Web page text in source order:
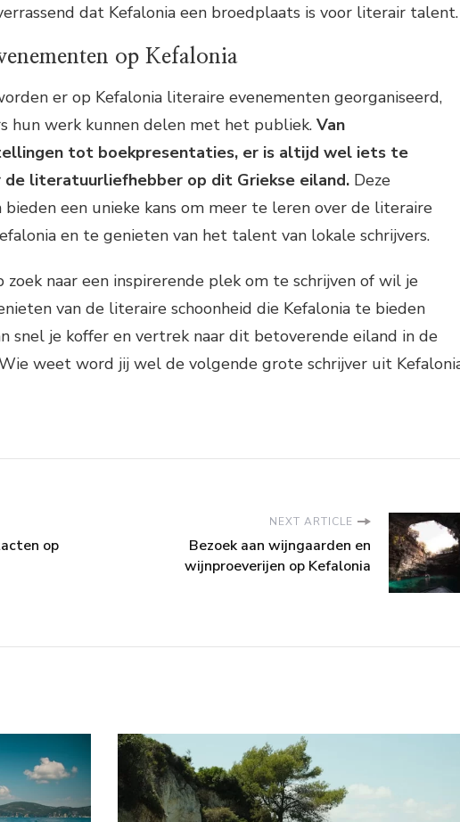
dat Kefalonia een broedplaats is voor literair talent.
op Kefalonia
er op Kefalonia literaire evenementen georganiseerd,
hun werk kunnen delen met het publiek. Van
tot boekpresentaties, er is altijd wel iets te
de literatuurliefhebber op dit Griekse eiland. Deze
bieden een unieke kans om meer te leren over de literaire
en te genieten van het talent van lokale schrijvers.
zoek naar een inspirerende plek om te schrijven of wil je
van de literaire schoonheid die Kefalonia te bieden
snel je koffer en vertrek naar dit betoverende eiland in de
Wie weet word jij wel de volgende grote schrijver uit
op
NEXT ARTICLE
Bezoek aan wijngaarden en
wijnproeverijen op Kefalonia